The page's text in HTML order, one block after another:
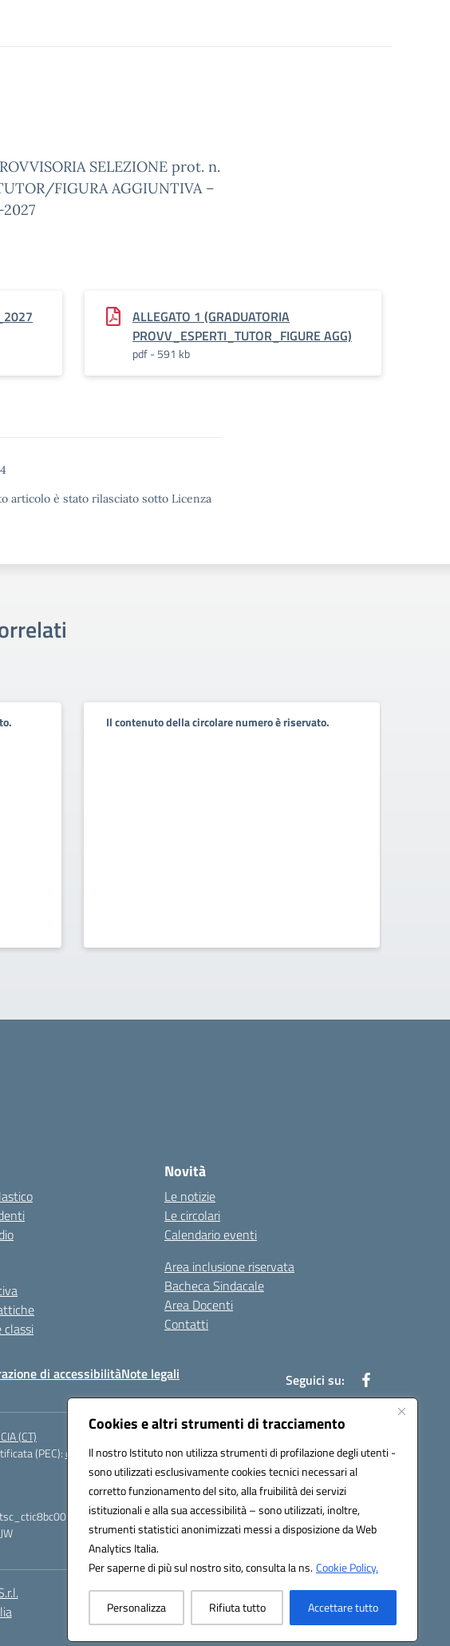
Cookies e altri strumenti di tracciamento
Il nostro Istituto non utilizza strumenti di profilazione degli utenti -
sono utilizzati esclusivamente cookies tecnici necessari al
corretto funzionamento del sito, alla fruibilità dei servizi
istituzionali e alla sua accessibilità – sono utilizzati, inoltre,
strumenti statistici anonimizzati messi a disposizione da Web
Analytics Italia.
Per saperne di più sul nostro sito, consulta la ns.Cookie Policy.
Personalizza Rifiuta tutto Accettare tutto
SELEZIONE prot. n.
FIGURA AGGIUNTIVA –
ALLEGATO 1 (GRADUATORIA
PROVV_ESPERTI_TUTOR_FIGURE AGG)
pdf - 591 kb
articolo è stato rilasciato sotto Licenza
Il contenuto della circolare numero è riservato.
Novità
Le notizie
Le circolari
Calendario eventi
Area inclusione riservata
Bacheca Sindacale
Area Docenti
Contatti
di accessibilitàNote legali Seguici su:
(CT)
(PEC):ctic8bc002@pec.istruzione.it